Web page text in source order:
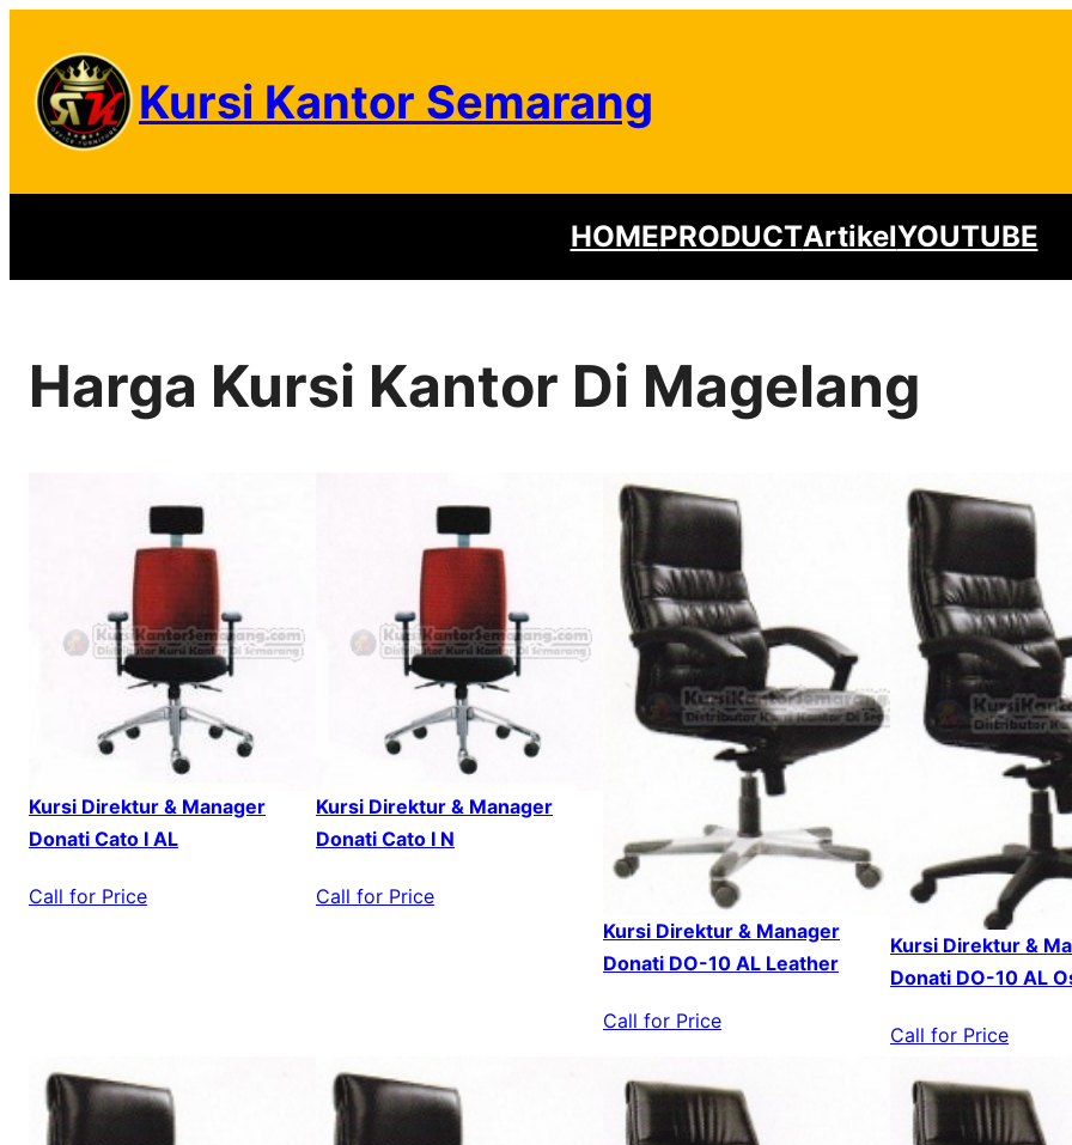
content
Kursi Kantor Semarang
HOMEPRODUCTArtikelYOUTUBE
Harga Kursi Kantor Di Magelang
Kursi Direktur & Manager
Donati Cato I AL
Call for Price
Kursi Direktur & Manager
Donati Cato I N
Call for Price
Kursi Direktur & Manager
Donati DO-10 AL Leather
Call for Price
Kursi Direktur &
Donati DO-10 AL
Call for Price